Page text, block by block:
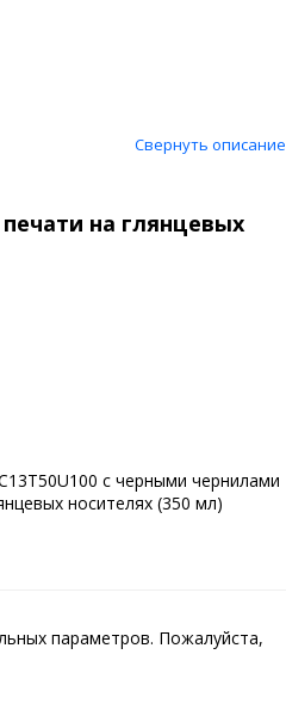
Свернуть описание
на глянцевых
с черными чернилами
носителях (350 мл)
параметров. Пожалуйста,